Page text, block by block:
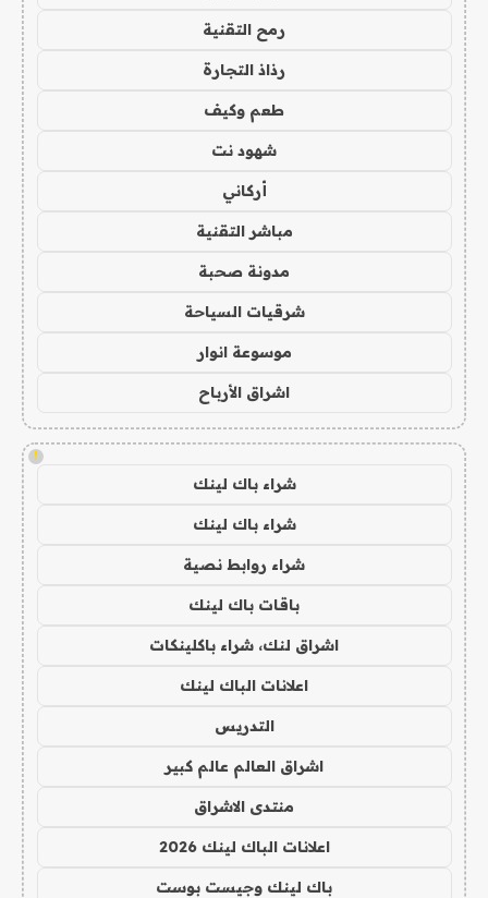
رمح التقنية
رذاذ التجارة
طعم وكيف
شهود نت
أركاني
مباشر التقنية
مدونة صحبة
شرقيات السياحة
موسوعة انوار
اشراق الأرباح
!
شراء باك لينك
شراء باك لينك
شراء روابط نصية
باقات باك لينك
اشراق لنك، شراء باكلينكات
اعلانات الباك لينك
التدريس
اشراق العالم عالم كبير
منتدى الاشراق
اعلانات الباك لينك 2026
باك لينك وجيست بوست